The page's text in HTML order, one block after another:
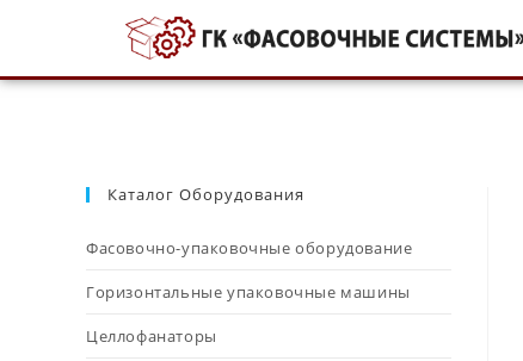
Каталог Оборудования
Фасовочно-упаковочные оборудование
Горизонтальные упаковочные машины
Целлофанаторы